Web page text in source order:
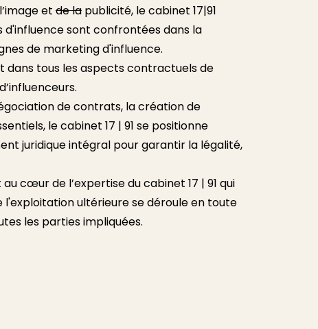
etde lapublicité, le cabinet 17|91
d'influence sont confrontées dans la
de marketing d'influence.
dans tous les aspects contractuels de
de contrats, la création de
le cabinet 17 | 91 se positionne
juridique intégral pour garantir la légalité,
cœur de l’expertise du cabinet 17 | 91 qui
l'exploitation ultérieure se déroule en toute
les parties impliquées.